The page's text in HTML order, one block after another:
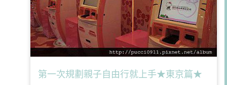
第一次規劃親子自由行就上手★東京篇★